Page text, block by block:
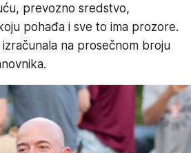
prevozno sredstvo,
pohađa i sve to ima prozore.
na prosečnom broju